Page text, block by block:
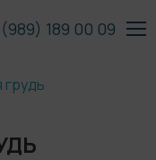
189 00 09
грудь